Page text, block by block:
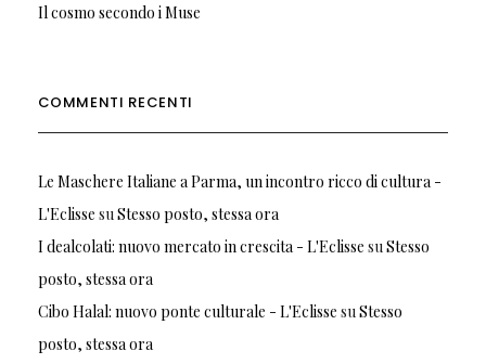
Il cosmo secondo i Muse
COMMENTI RECENTI
Le Maschere Italiane a Parma, un incontro ricco di cultura -
L'Eclisse su Stesso posto, stessa ora
I dealcolati: nuovo mercato in crescita - L'Eclisse su Stesso
posto, stessa ora
Cibo Halal: nuovo ponte culturale - L'Eclisse su Stesso
posto, stessa ora